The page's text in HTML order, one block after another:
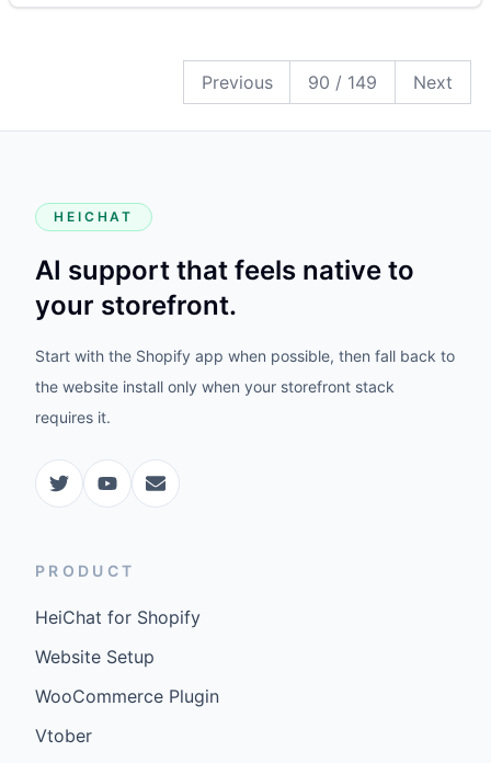
Previous 90 / 149 Next19
20
21
22
23
24
25
26
27
28
29
30
31
32
33
34
35
36
37
38
39
40
41
42
43
44
45
46
47
48
49
50
51
52
53
54
55
56
57
58
59
60
6162
63
64
65
66
67
68
69
70
88
89
90
91
92
93
94
95
96
97
98
99
100
101
102
103
104
105
106
107
108
109
110
111
112
113
114
115
116
117
118
119
120
121
122
123
124
125
126
127
128
129
130
131
132
133
134
135
136
137
138
139
140
141
142
143
144
145
146
147
148
149
HEICHAT
AI support that feels native to
your storefront.
Start with the Shopify app when possible, then fall back to
the website install only when your storefront stack
requires it.
PRODUCT
HeiChat for Shopify
Website Setup
WooCommerce Plugin
Vtober